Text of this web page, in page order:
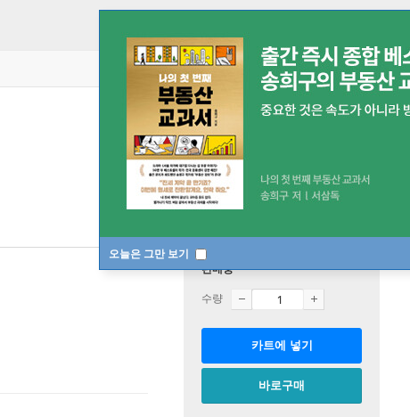
오늘은 그만 보기
판매중
수량
카트에 넣기
바로구매